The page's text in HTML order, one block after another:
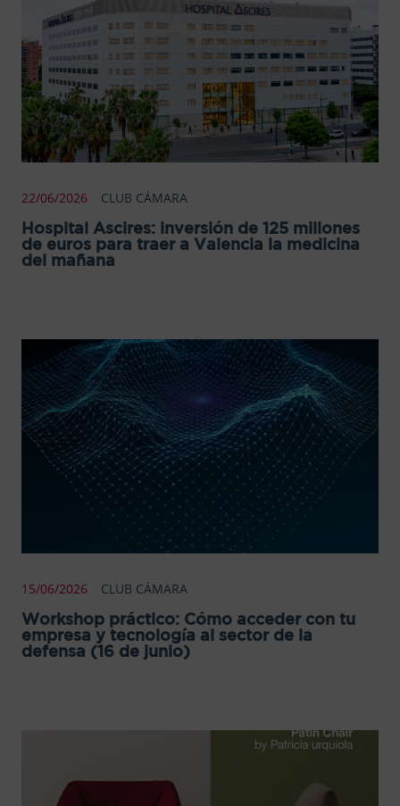
22/06/2026 CLUB CÁMARA
Hospital Ascires: inversión de 125 millones
de euros para traer a Valencia la medicina
del mañana
15/06/2026 CLUB CÁMARA
Workshop práctico: Cómo acceder con tu
empresa y tecnología al sector de la
defensa (16 de junio)